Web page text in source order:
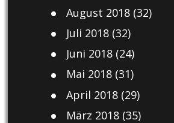
August 2018(32)
Juli 2018(32)
Juni 2018(24)
Mai 2018(31)
April 2018(29)
März 2018(35)